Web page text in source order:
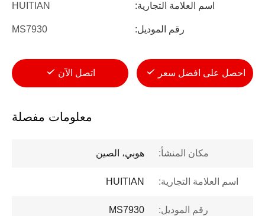
اسم العلامة التجارية: HUITIAN
رقم الموديل: MS7930
احصل على افضل سعر اتصل الآن
معلومات مفصلة
مكان المنشأ: هوبي، الصين
اسم العلامة التجارية: HUITIAN
رقم الموديل: MS7930